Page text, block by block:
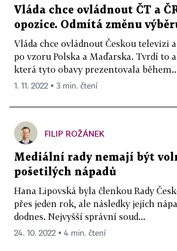
Vláda chce ovládnout ČT a
opozice. Odmítá změnu
Vláda chce ovládnout Českou televizi
po vzoru Polska a Maďarska. Tvrdí to
která tyto obavy prezentovala
1. 11. 2022 ▪ 3 min. čtení
FILIP ROŽÁNEK
Mediální rady nemají být
pošetilých nápadů
Hana Lipovská byla členkou Rady
přes jeden rok, ale následky jejích
dodnes. Nejvyšší správní soud...
24. 10. 2022 ▪ 4 min. čtení